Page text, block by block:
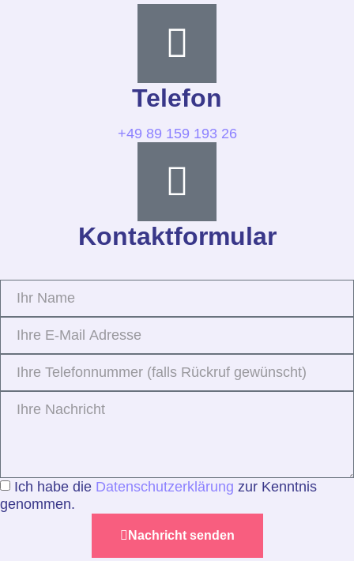
Telefon
+49 89 159 193 26
Kontaktformular
Ich habe die Datenschutz­erklärung zur Kenntnis
genommen.
Nachricht senden